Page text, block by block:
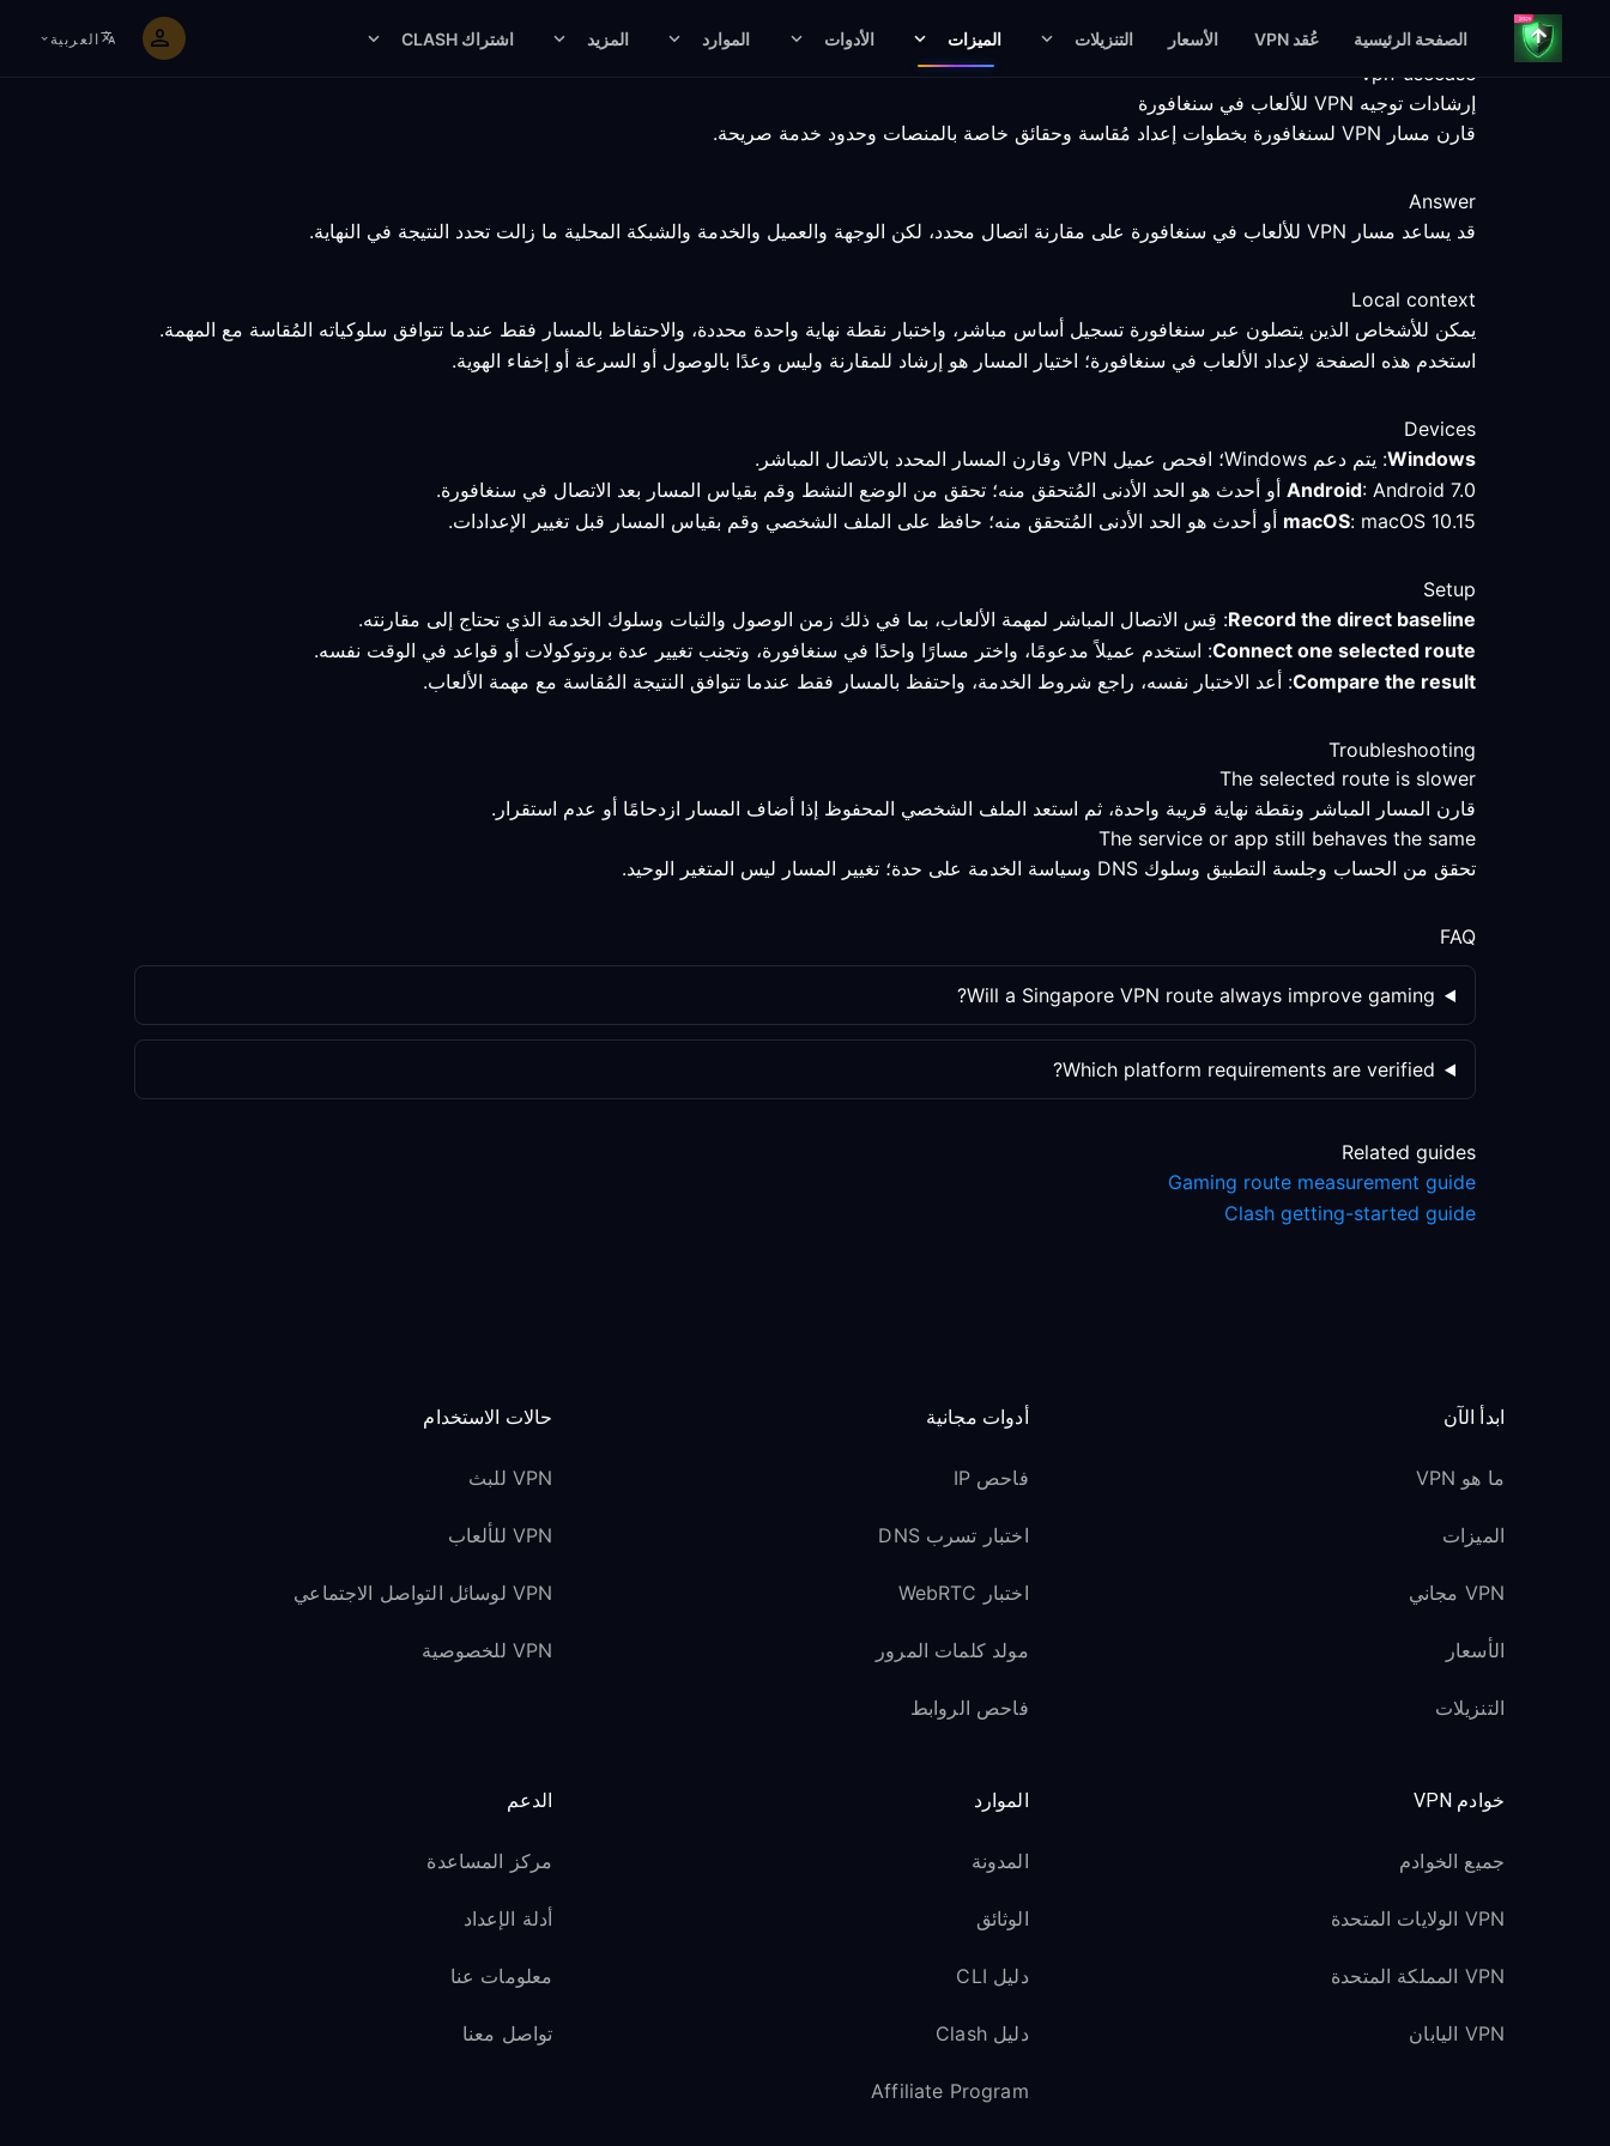
الصفحة الرئيسية عُقد VPN الأسعار التنزيلات الميزات الأدوات الموارد المزيد اشتراك CLASH العربية
vpn-usecase
إرشادات توجيه VPN للألعاب في سنغافورة
قارن مسار VPN لسنغافورة بخطوات إعداد مُقاسة وحقائق خاصة بالمنصات وحدود خدمة صريحة.
Answer
قد يساعد مسار VPN للألعاب في سنغافورة على مقارنة اتصال محدد، لكن الوجهة والعميل والخدمة والشبكة المحلية ما زالت تحدد النتيجة في النهاية.
Local context
يمكن للأشخاص الذين يتصلون عبر سنغافورة تسجيل أساس مباشر، واختبار نقطة نهاية واحدة محددة، والاحتفاظ بالمسار فقط عندما تتوافق سلوكياته المُقاسة مع المهمة.
استخدم هذه الصفحة لإعداد الألعاب في سنغافورة؛ اختيار المسار هو إرشاد للمقارنة وليس وعدًا بالوصول أو السرعة أو إخفاء الهوية.
Devices
Windows: يتم دعم Windows؛ افحص عميل VPN وقارن المسار المحدد بالاتصال المباشر.
Android: Android 7.0 أو أحدث هو الحد الأدنى المُتحقق منه؛ تحقق من الوضع النشط وقم بقياس المسار بعد الاتصال في سنغافورة.
macOS: macOS 10.15 أو أحدث هو الحد الأدنى المُتحقق منه؛ حافظ على الملف الشخصي وقم بقياس المسار قبل تغيير الإعدادات.
Setup
Record the direct baseline: قِس الاتصال المباشر لمهمة الألعاب، بما في ذلك زمن الوصول والثبات وسلوك الخدمة الذي تحتاج إلى مقارنته.
Connect one selected route: استخدم عميلاً مدعومًا، واختر مسارًا واحدًا في سنغافورة، وتجنب تغيير عدة بروتوكولات أو قواعد في الوقت نفسه.
Compare the result: أعد الاختبار نفسه، راجع شروط الخدمة، واحتفظ بالمسار فقط عندما تتوافق النتيجة المُقاسة مع مهمة الألعاب.
Troubleshooting
The selected route is slower
قارن المسار المباشر ونقطة نهاية قريبة واحدة، ثم استعد الملف الشخصي المحفوظ إذا أضاف المسار ازدحامًا أو عدم استقرار.
The service or app still behaves the same
تحقق من الحساب وجلسة التطبيق وسلوك DNS وسياسة الخدمة على حدة؛ تغيير المسار ليس المتغير الوحيد.
FAQ
Will a Singapore VPN route always improve gaming?
Which platform requirements are verified?
Related guides
Gaming route measurement guide
Clash getting-started guide
ابدأ الآن
ما هو VPN
الميزات
VPN مجاني
الأسعار
التنزيلات
أدوات مجانية
فاحص IP
اختبار تسرب DNS
اختبار WebRTC
مولد كلمات المرور
فاحص الروابط
حالات الاستخدام
VPN للبث
VPN للألعاب
VPN لوسائل التواصل الاجتماعي
VPN للخصوصية
خوادم VPN
جميع الخوادم
VPN الولايات المتحدة
VPN المملكة المتحدة
VPN اليابان
الموارد
المدونة
الوثائق
دليل CLI
دليل Clash
Affiliate Program
الدعم
مركز المساعدة
أدلة الإعداد
معلومات عنا
تواصل معنا